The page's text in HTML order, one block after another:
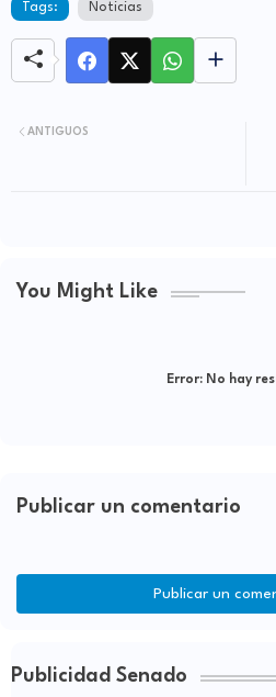
Tags: Noticias
ANTIGUOS
You Might Like
Error:No hay
Publicar un comentario
Publicar un
Publicidad Senado